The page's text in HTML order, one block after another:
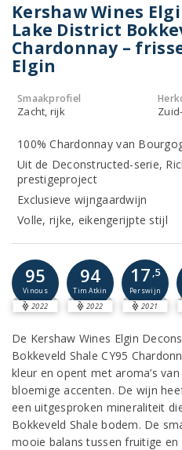
Kershaw Wines
Lake District
Chardonnay –
Elgin
Smaakprofiel
Zacht, rijk
100% Chardonnay van
Uit de Deconstructed-serie,
prestigeproject
Exclusieve wijngaardwijn
Volle, rijke, eikengerijpte stijl
95
Vinous
2022
94
Tim Atkin
2022
17 ,5
Perswijn
2021
De Kershaw Wines Elgin
Bokkeveld Shale CY95
kleur en opent met aroma’s
bloemige accenten. De wijn
een uitgesproken mineraliteit
Bokkeveld Shale bodem. De
mooie balans tussen fruitige